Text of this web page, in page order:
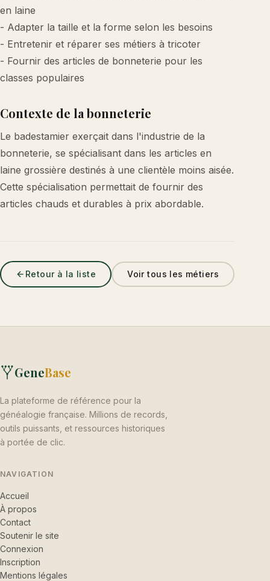
en laine
- Adapter la taille et la forme selon les besoins
- Entretenir et réparer ses métiers à tricoter
- Fournir des articles de bonneterie pour les
classes populaires
Contexte de la bonneterie
Le badestamier exerçait dans l'industrie de la
bonneterie, se spécialisant dans les articles en
laine grossière destinés à une clientèle moins aisée.
Cette spécialisation permettait de fournir des
articles chauds et durables à prix abordable.
Retour à la liste Voir tous les métiers
GeneBase
La plateforme de référence pour la
généalogie française. Millions de records,
outils puissants, et ressources historiques
à portée de clic.
NAVIGATION
Accueil
À propos
Contact
Soutenir le site
Connexion
Inscription
Mentions légales